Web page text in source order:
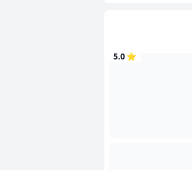
⭐
5.0